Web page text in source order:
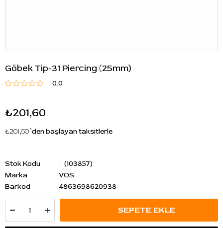
Göbek Tip-31 Piercing (25mm)
0.0
₺201,60
₺201,60`den başlayan taksitlerle
Stok Kodu
(103857)
Marka
:VOS
Barkod
:4863698620938